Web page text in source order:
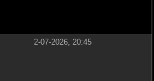
2-07-2026, 20:45